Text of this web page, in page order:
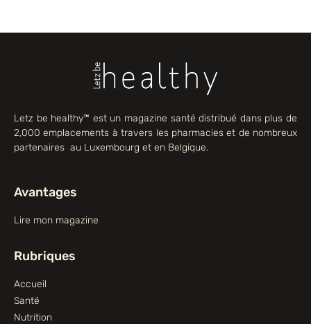
Letz be healthy™ est un magazine santé distribué dans plus de
2,000 emplacements à travers les pharmacies et de nombreux
partenaires au Luxembourg et en Belgique.
Avantages
Lire mon magazine
Rubriques
Accueil
Santé
Nutrition